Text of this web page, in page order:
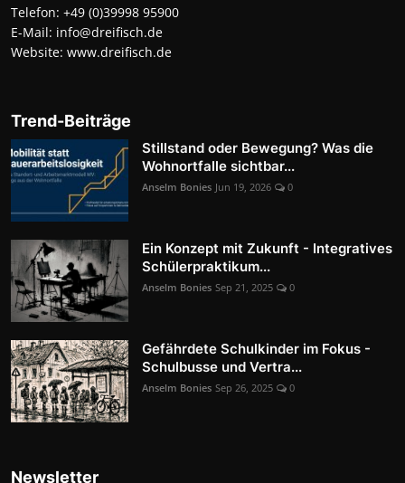
Telefon: +49 (0)39998 95900
E-Mail: info@dreifisch.de
Website: www.dreifisch.de
Trend-Beiträge
Stillstand oder Bewegung? Was die
Wohnortfalle sichtbar...
Anselm Bonies Jun 19, 2026 0
Ein Konzept mit Zukunft - Integratives
Schülerpraktikum...
Anselm Bonies Sep 21, 2025 0
Gefährdete Schulkinder im Fokus -
Schulbusse und Vertra...
Anselm Bonies Sep 26, 2025 0
Newsletter